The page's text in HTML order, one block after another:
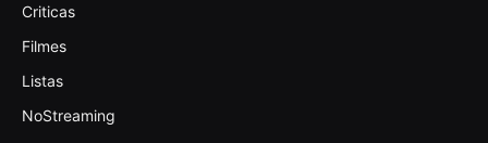
Criticas
Filmes
Listas
NoStreaming